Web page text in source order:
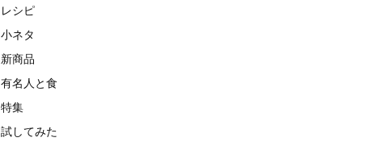
レシピ
小ネタ
新商品
有名人と食
特集
試してみた